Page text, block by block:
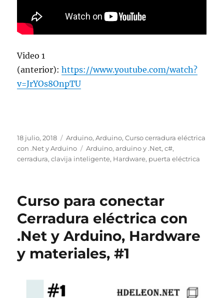
Video 1
(anterior):https://www.youtube.com/watch?
v=JrYOs8OnpTU
Publicado
el
18 julio, 2018 Categorías
Arduino,Arduino,Curso cerradura eléctrica
con .Net y Arduino
Etiquetas
Arduino,arduino y .Net,c#,
cerradura,clavija inteligente, Hardware, puerta eléctrica
Curso para conectar
Cerradura eléctrica con
.Net y Arduino, Hardware
y materiales, #1